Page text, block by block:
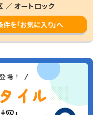
／ オートロック
件を「お気に入り」へ